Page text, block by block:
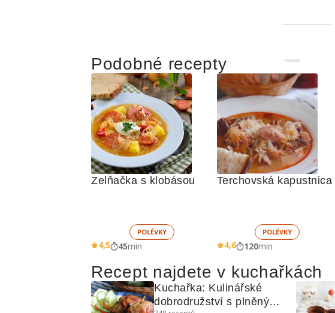
Reklama
Podobné recepty
Zelňačka s klobásou
POLÉVKY
4,5 45min
POLÉVKY
4,6 120min
Recept najdete v kuchařkách
Kuchařka: Kulinářské
dobrodružství s plněnými